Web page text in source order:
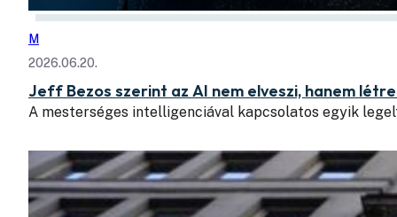
M
2026.06.20.
Jeff Bezos szerint az AI nem elveszi, hanem
A mesterséges intelligenciával kapcsolatos egyik